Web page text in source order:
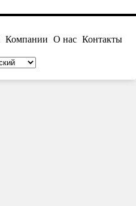
Компании О нас Контакты